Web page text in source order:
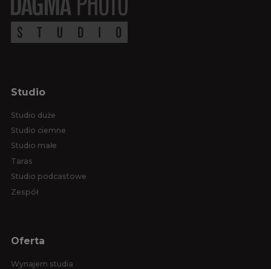
Studio
Studio duże
Studio ciemne
Studio małe
Taras
Studio podcastowe
Zespół
Oferta
Wynajem studia